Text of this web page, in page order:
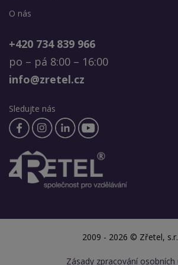
O nás
+420 734 839 966
po – pá 8:00 – 16:00
info@zretel.cz
Sledujte nás
2009 - 2026 © Zřetel,
Zásady zpracování osobních